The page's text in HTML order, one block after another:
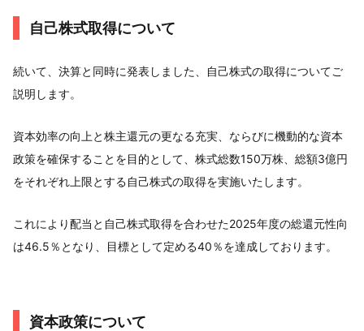
自己株式取得について
続いて、決算と同時に発表しました、自己株式の取得についてご
説明します。
資本効率の向上と株主還元の更なる充実、ならびに機動的な資本
政策を確保することを目的として、株式総数150万株、総額3億円
をそれぞれ上限とする自己株式の取得を実施いたします。
これにより配当と自己株式取得を合わせた2025年度の総還元性向
は46.5％となり、目標として定める40％を達成しております。
資本政策について